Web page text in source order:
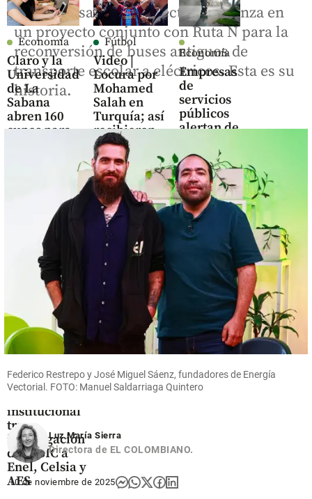
Economía
Claro y la
Universidad
de La
Sabana
abren 160
cupos para
Fútbol
Video |
Locura por
Mohamed
Salah en
Turquía; así
recibieron
al nuevo
jugador del
Trabzonspor
share
Economía
Empresas
de
servicios
públicos
alertan de
riesgos
del nuevo
marco
tarifario
de aseo
share
Economía
Acolgen
denuncia
supuesto
institucional”
tras
investigación
de la SIC a
Enel, Celsia y
AES
La empresa Energía Vectorial avanza en
un proyecto conjunto con Ruta N para la
reconversión de buses antiguos de
transporte escolar a eléctricos. Esta es su
historia.
Federico Restrepo y José Miguel Sáenz, fundadores de Energía
Vectorial. FOTO: Manuel Saldarriaga Quintero
Luz María Sierra
Directora de EL COLOMBIANO.
10 de noviembre de 2025